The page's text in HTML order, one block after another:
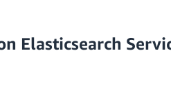
Elasticsearch